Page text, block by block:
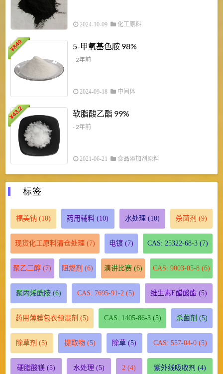
2024-10-09 化工原料
¥
840 5-甲氧基色胺 98%
- 2年前
2024-09-18 中间体
¥
43.2 软脂酸乙酯 99%
- 2年前
2021-06-21 食品添加剂原料
标签
福美钠 (10) 药用辅料 (10) 水处理 (10) 杀菌剂 (9)
现货化工原料清仓处理 (7) 电镀 (7) CAS: 25322-68-3 (7)
聚乙二醇 (7) 阻燃剂 (6) 演讲比赛(6) CAS: 9003-05-8(6)
聚丙烯酰胺(6) CAS: 7695-91-2 (5) 维生素E醋酸酯 (5)
药用薄膜包衣预混剂 (5) CAS: 1405-86-3(5) 杀菌剂 (5)
除草剂 (5) 提取物(5) 除草 (5) CAS: 557-04-0(5)
硬脂酸镁(5) 水处理 (5) 2 (4) 紫外线吸收剂 (4)